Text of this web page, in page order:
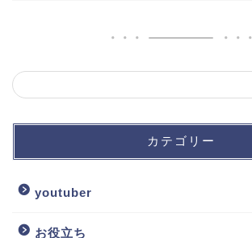
カテゴリー
youtuber
お役立ち